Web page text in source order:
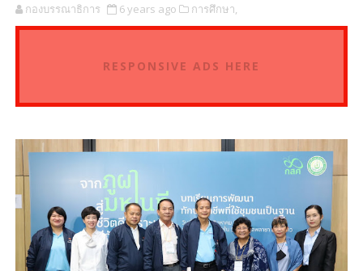
กองบรรณาธิการ 6 years ago การศึกษา,
RESPONSIVE ADS HERE